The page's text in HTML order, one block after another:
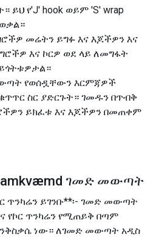
ይህ የ'J' hook ወይም 'S' wrap
መሬትን ይግፉ እና እጆችዎን እና
እና ኮርዎ ወደ ላይ ለመግፋት
የወሰዷቸውን እርምጃዎች
ስር ያድርጉት። ገመዱን በጥብቅ
ይክፈቱ እና እጆችዎን በመጠቀም
ገመድ መውጣት
ጥንካሬን ይገንቡ**፡- ገመድ መውጣት
የኮር ጥንካሬን የሚጠይቅ በጣም
ነው። ለገመድ መውጣት አዲስ